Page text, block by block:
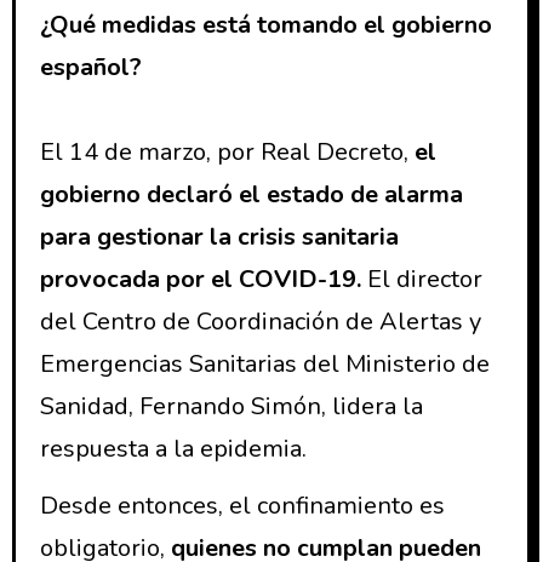
¿Qué medidas está tomando el gobierno
español?
El 14 de marzo, por Real Decreto, el
gobierno declaró el estado de alarma
para gestionar la crisis sanitaria
provocada por el COVID-19. El director
del Centro de Coordinación de Alertas y
Emergencias Sanitarias del Ministerio de
Sanidad, Fernando Simón, lidera la
respuesta a la epidemia.
Desde entonces, el confinamiento es
obligatorio, quienes no cumplan pueden